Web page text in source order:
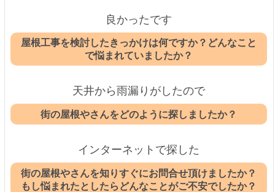
良かったです
屋根工事を検討したきっかけは何ですか？どんなこと
で悩まれていましたか？
天井から雨漏りがしたので
街の屋根やさんをどのように探しましたか？
インターネットで探した
街の屋根やさんを知りすぐにお問合せ頂けましたか？
もし悩まれたとしたらどんなことがご不安でしたか？